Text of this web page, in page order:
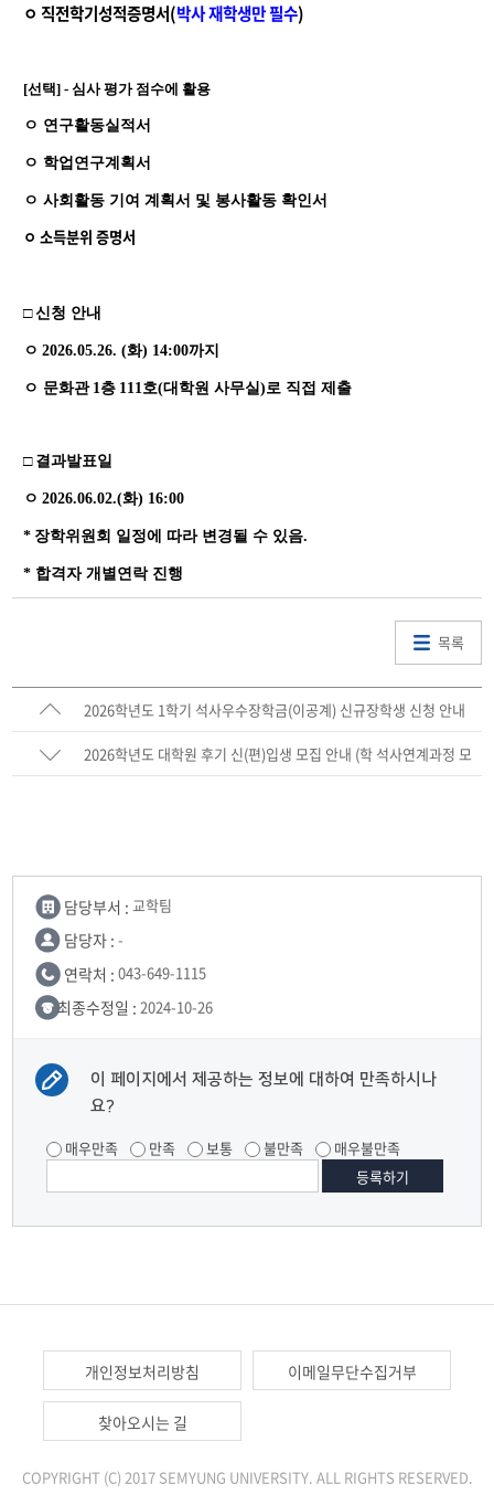
ㅇ 직전학기성적증명서(박사 재학생만필수)
[선택] - 심사 평가 점수에 활용
ㅇ 연구활동실적서
ㅇ 학업연구계획서
ㅇ 사회활동 기여 계획서 및 봉사활동 확인서
ㅇ 소득분위 증명서
□ 신청 안내
ㅇ 2026.05.26. (화) 14:00까지
ㅇ 문화관 1층 111호(대학원 사무실)로 직접 제출
□ 결과발표일
ㅇ 2026.06.02.(화) 16:00
* 장학위원회 일정에 따라 변경될 수 있음.
* 합격자 개별연락 진행
목록
2026학년도 1학기 석사우수장학금(이공계) 신규장학생 신청 안내
2026학년도 대학원 후기 신(편)입생 모집 안내 (학 석사연계과정 모
담당부서 : 교학팀
담당자 : -
연락처 : 043-649-1115
최종수정일 : 2024-10-26
이 페이지에서 제공하는 정보에 대하여 만족하시나
요?
매우만족 만족 보통 불만족 매우불만족
개인정보처리방침 이메일무단수집거부
찾아오시는 길
COPYRIGHT (C) 2017 SEMYUNG UNIVERSITY. ALL RIGHTS RESERVED.